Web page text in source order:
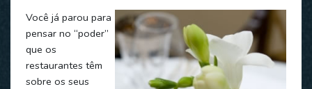
Você já parou para
pensar no “poder”
que os
restaurantes têm
sobre os seus